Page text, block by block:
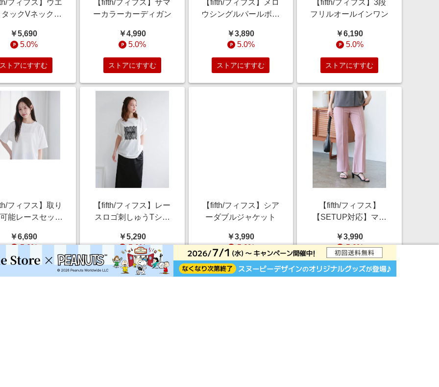
フィフス】ウエ
ックVネックブ
￥5,690
5.0%
ストアにすすむ
【fifth/フィフス】サマ
ーカラーカーディガン
￥4,990
5.0%
ストアにすすむ
【fifth/フィフス】メロ
ウシングルパールボタ
￥3,890
5.0%
ストアにすすむ
【fifth/フィフス】3段
フリルオールインワン
￥6,190
5.0%
ストアにすすむ
フィフス】取り
能レースセット
￥6,690
5.0%
【fifth/フィフス】レー
スロゴ刺しゅうTシャ
￥5,290
5.0%
ストアにすすむ
【fifth/フィフス】シア
ーダブルジャケット
￥3,990
5.0%
ストアにすすむ
【fifth/フィフス】
【SETUP対応】マッ
ンツ
￥3,990
5.0%
ストアにすすむ